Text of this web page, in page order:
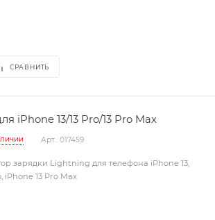
СРАВНИТЬ
iPhone 13/13 Pro/13 Pro Max
Арт.: 017459
зарядки Lightning для телефона iPhone 13,
iPhone 13 Pro Max